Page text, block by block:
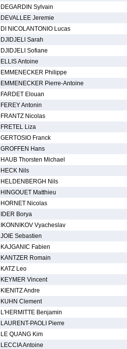
DEGARDIN Sylvain
DEVALLEE Jeremie
DI NICOLANTONIO Lucas
DJIDJELI Sarah
DJIDJELI Sofiane
ELLIS Antoine
EMMENECKER Philippe
EMMENECKER Pierre-Antoine
FARDET Elouan
FEREY Antonin
FRANTZ Nicolas
FRETEL Liza
GERTOSIO Franck
GROFFEN Hans
HAUB Thorsten Michael
HECK Nils
HELDENBERGH Nils
HINGOUET Matthieu
HORNET Nicolas
IDER Borya
IKONNIKOV Vyacheslav
JOIE Sebastien
KAJGANIC Fabien
KANTZER Romain
KATZ Leo
KEYMER Vincent
KIENITZ Andre
KUHN Clement
L'HERMITTE Benjamin
LAURENT-PAOLI Pierre
LE QUANG Kim
LECCIA Antoine